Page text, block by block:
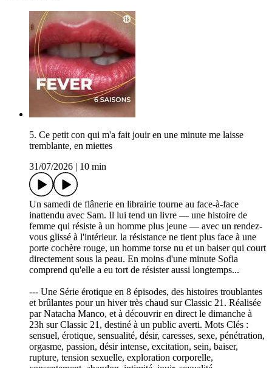
5. Ce petit con qui m'a fait jouir en une minute me laisse
tremblante, en miettes
31/07/2026
10 min
Un samedi de flânerie en librairie tourne au face-à-face
inattendu avec Sam. Il lui tend un livre — une histoire de
femme qui résiste à un homme plus jeune — avec un rendez-
vous glissé à l'intérieur. la résistance ne tient plus face à une
porte cochère rouge, un homme torse nu et un baiser qui court
directement sous la peau. En moins d'une minute Sofia
comprend qu'elle a eu tort de résister aussi longtemps...
--- Une Série érotique en 8 épisodes, des histoires troublantes
et brûlantes pour un hiver très chaud sur Classic 21. Réalisée
par Natacha Manco, et à découvrir en direct le dimanche à
23h sur Classic 21, destiné à un public averti. Mots Clés :
sensuel, érotique, sensualité, désir, caresses, sexe, pénétration,
orgasme, passion, désir intense, excitation, sein, baiser,
rupture, tension sexuelle, exploration corporelle,